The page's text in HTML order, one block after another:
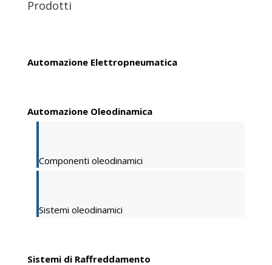
Prodotti
Automazione Elettropneumatica
Automazione Oleodinamica
Componenti oleodinamici
Sistemi oleodinamici
Sistemi di Raffreddamento